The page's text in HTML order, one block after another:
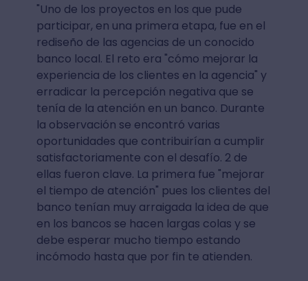
"Uno de los proyectos en los que pude
participar, en una primera etapa, fue en el
rediseño de las agencias de un conocido
banco local. El reto era "cómo mejorar la
experiencia de los clientes en la agencia" y
erradicar la percepción negativa que se
tenía de la atención en un banco. Durante
la observación se encontró varias
oportunidades que contribuirían a cumplir
satisfactoriamente con el desafío. 2 de
ellas fueron clave. La primera fue "mejorar
el tiempo de atención" pues los clientes del
banco tenían muy arraigada la idea de que
en los bancos se hacen largas colas y se
debe esperar mucho tiempo estando
incómodo hasta que por fin te atienden.